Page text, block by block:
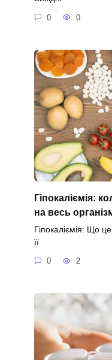
0 0
Гіпокаліємія:
на весь
Гіпокаліємія: Що
її
0 2